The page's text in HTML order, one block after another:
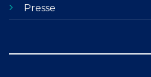
Presse